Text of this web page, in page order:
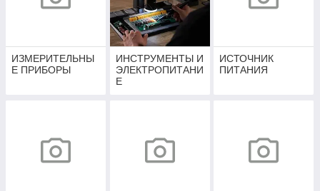
ИЗМЕРИТЕЛЬНЫ
Е ПРИБОРЫ
ИНСТРУМЕНТЫ И
ЭЛЕКТРОПИТАНИ
Е
ИСТОЧНИК
ПИТАНИЯ